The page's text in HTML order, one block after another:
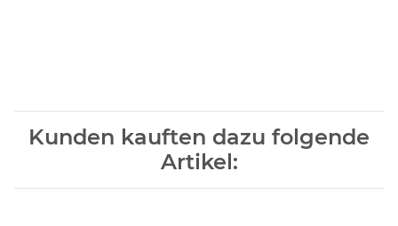
Kunden kauften dazu folgende
Artikel: